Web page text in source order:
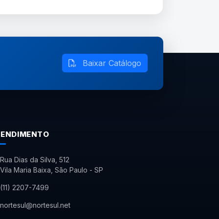
Baixar Catálogo
Rua Dias da Silva, 512
Vila Maria Baixa, São Paulo - SP
(11) 2207-7499
nortesul@nortesul.net